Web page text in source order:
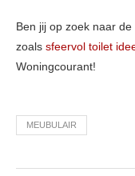
Ben jij op zoek naar
zoals sfeervol toilet
Woningcourant!
MEUBULAIR